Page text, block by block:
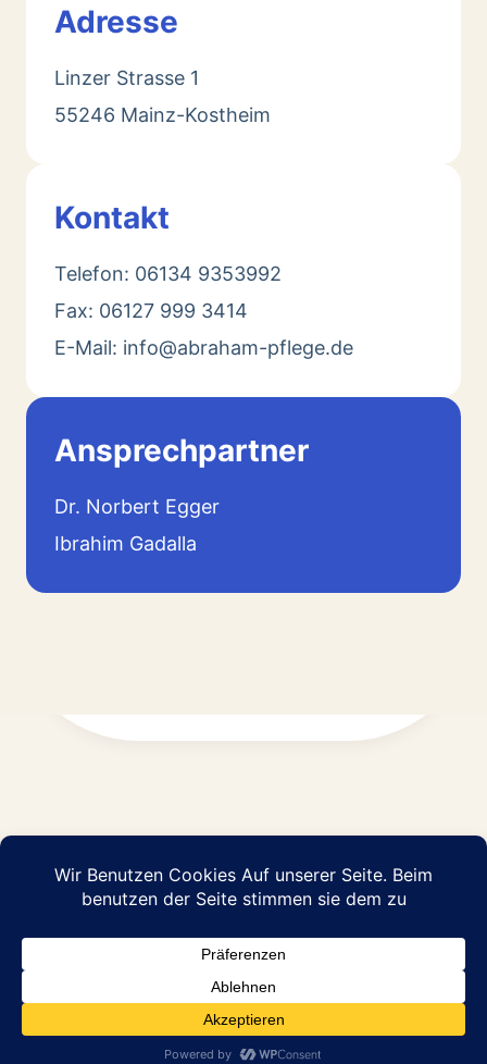
Adresse
Linzer Strasse 1
55246 Mainz-Kostheim
Kontakt
Telefon: 06134 9353992
Fax: 06127 999 3414
E-Mail: info@abraham-pflege.de
Ansprechpartner
Dr. Norbert Egger
Ibrahim Gadalla
© 2026 Abraham Pflege GmbH